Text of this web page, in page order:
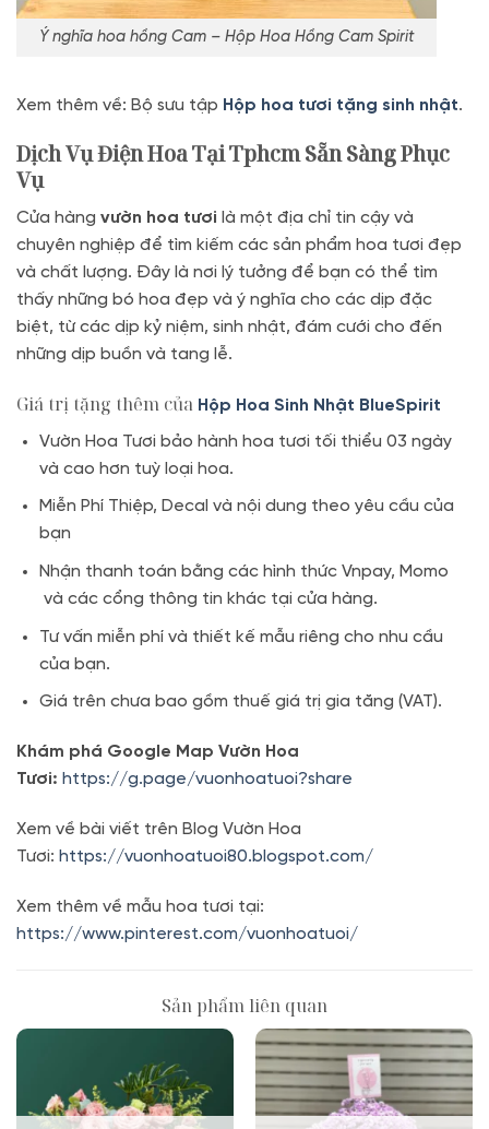
Ý nghĩa hoa hồng Cam – Hộp Hoa Hồng Cam Spirit
Xem thêm về: Bộ sưu tập Hộp hoa tươi tặng sinh nhật.
Dịch Vụ Điện Hoa Tại Tphcm Sẵn Sàng Phục
Vụ
Cửa hàng vườn hoa tươi là một địa chỉ tin cậy và
chuyên nghiệp để tìm kiếm các sản phẩm hoa tươi đẹp
và chất lượng. Đây là nơi lý tưởng để bạn có thể tìm
thấy những bó hoa đẹp và ý nghĩa cho các dịp đặc
biệt, từ các dịp kỷ niệm, sinh nhật, đám cưới cho đến
những dịp buồn và tang lễ.
Giá trị tặng thêm của Hộp Hoa Sinh Nhật BlueSpirit
Vườn Hoa Tươi bảo hành hoa tươi tối thiểu 03 ngày
và cao hơn tuỳ loại hoa.
Miễn Phí Thiệp, Decal và nội dung theo yêu cầu của
bạn
Nhận thanh toán bằng các hình thức Vnpay, Momo
và các cổng thông tin khác tại cửa hàng.
Tư vấn miễn phí và thiết kế mẫu riêng cho nhu cầu
của bạn.
Giá trên chưa bao gồm thuế giá trị gia tăng (VAT).
Khám phá Google Map Vườn Hoa
Tươi: https://g.page/vuonhoatuoi?share
Xem về bài viết trên Blog Vườn Hoa
Tươi: https://vuonhoatuoi80.blogspot.com/
Xem thêm về mẫu hoa tươi tại:
https://www.pinterest.com/vuonhoatuoi/
Sản phẩm liên quan